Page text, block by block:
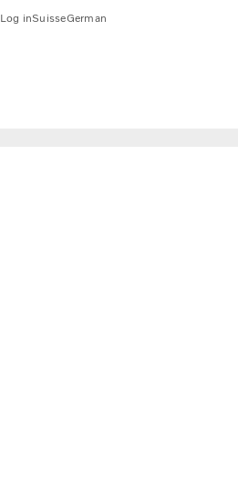
Log inSuisseGerman